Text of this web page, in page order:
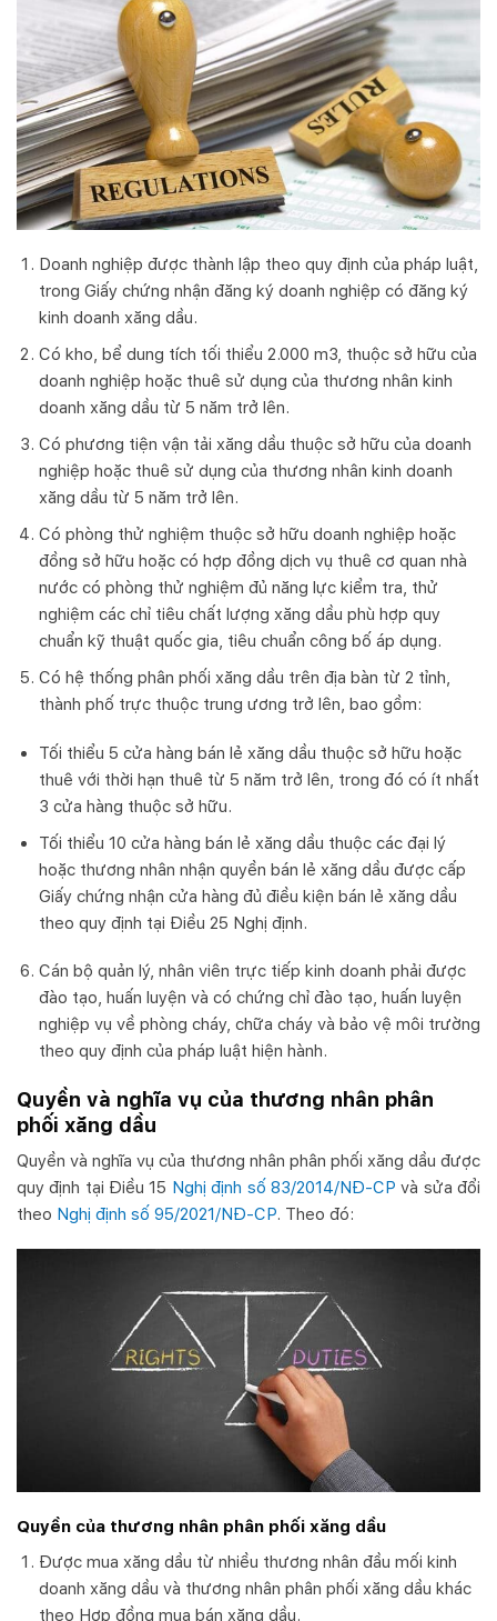
Doanh nghiệp được thành lập theo quy định của pháp luật,
trong Giấy chứng nhận đăng ký doanh nghiệp có đăng ký
kinh doanh xăng dầu.
Có kho, bể dung tích tối thiểu 2.000 m3, thuộc sở hữu của
doanh nghiệp hoặc thuê sử dụng của thương nhân kinh
doanh xăng dầu từ 5 năm trở lên.
Có phương tiện vận tải xăng dầu thuộc sở hữu của doanh
nghiệp hoặc thuê sử dụng của thương nhân kinh doanh
xăng dầu từ 5 năm trở lên.
Có phòng thử nghiệm thuộc sở hữu doanh nghiệp hoặc
đồng sở hữu hoặc có hợp đồng dịch vụ thuê cơ quan nhà
nước có phòng thử nghiệm đủ năng lực kiểm tra, thử
nghiệm các chỉ tiêu chất lượng xăng dầu phù hợp quy
chuẩn kỹ thuật quốc gia, tiêu chuẩn công bố áp dụng.
Có hệ thống phân phối xăng dầu trên địa bàn từ 2 tỉnh,
thành phố trực thuộc trung ương trở lên, bao gồm:
Tối thiểu 5 cửa hàng bán lẻ xăng dầu thuộc sở hữu hoặc
thuê với thời hạn thuê từ 5 năm trở lên, trong đó có ít nhất
3 cửa hàng thuộc sở hữu.
Tối thiểu 10 cửa hàng bán lẻ xăng dầu thuộc các đại lý
hoặc thương nhân nhận quyền bán lẻ xăng dầu được cấp
Giấy chứng nhận cửa hàng đủ điều kiện bán lẻ xăng dầu
theo quy định tại Điều 25 Nghị định.
Cán bộ quản lý, nhân viên trực tiếp kinh doanh phải được
đào tạo, huấn luyện và có chứng chỉ đào tạo, huấn luyện
nghiệp vụ về phòng cháy, chữa cháy và bảo vệ môi trường
theo quy định của pháp luật hiện hành.
Quyền và nghĩa vụ của thương nhân phân
phối xăng dầu
Quyền và nghĩa vụ của thương nhân phân phối xăng dầu được
quy định tại Điều 15 Nghị định số 83/2014/NĐ-CP và sửa đổi
theo Nghị định số 95/2021/NĐ-CP. Theo đó:
Quyền của thương nhân phân phối xăng dầu
Được mua xăng dầu từ nhiều thương nhân đầu mối kinh
doanh xăng dầu và thương nhân phân phối xăng dầu khác
theo Hợp đồng mua bán xăng dầu.